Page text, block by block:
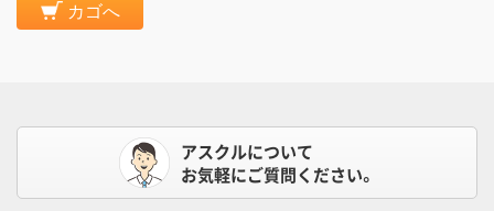
カゴへ
アスクルについて
お気軽にご質問ください。